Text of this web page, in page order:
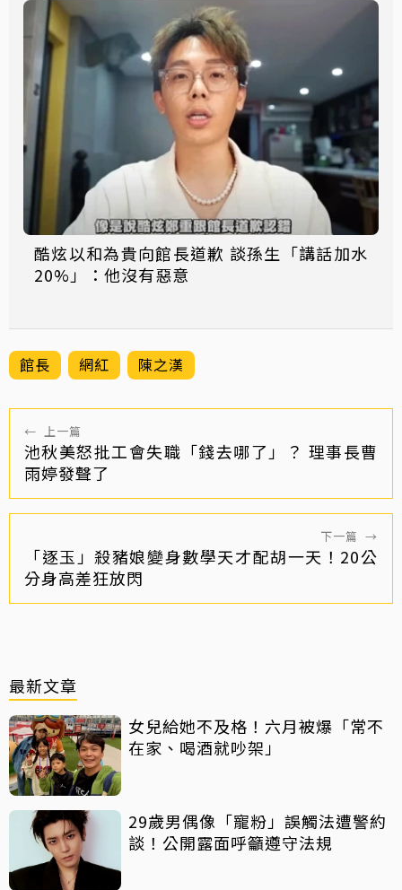
酷炫以和為貴向館長道歉 談孫生「講話加水
20%」：他沒有惡意
館長 網紅 陳之漢
← 上一篇
池秋美怒批工會失職「錢去哪了」？ 理事長曹
雨婷發聲了
下一篇 →
「逐玉」殺豬娘變身數學天才配胡一天！20公
分身高差狂放閃
最新文章
女兒給她不及格！六月被爆「常不
在家、喝酒就吵架」
29歲男偶像「寵粉」誤觸法遭警約
談！公開露面呼籲遵守法規